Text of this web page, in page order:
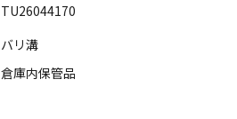
TU26044170
バリ溝
倉庫内保管品